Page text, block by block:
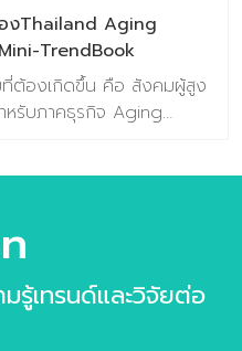
งThailand Aging
TrendBook
ที่ต้องเกิดขึ้น คือ สังคมผู้สูง
หรับภาคธุรกิจ Aging
โอกาสตลาดที่จะมีขนาดใหญ่
วยความต้องการที่ซ่อนเร้น
โจทย์ ที่นักคิดนักสร้างสรรค์
ตกรรมต่างๆ ให้ผู้สูงอายุ
นแปลงของร่างกายที่ทำให้
รู้เทรนด์และวิจัยต่อ